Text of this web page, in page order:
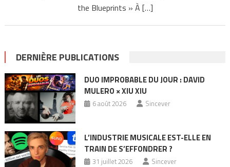
the Blueprints » À […]
DERNIÈRE PUBLICATIONS
DUO IMPROBABLE DU JOUR : DAVID
MULERO × XIU XIU
6 août 2026 Sincever
L’INDUSTRIE MUSICALE EST-ELLE EN
TRAIN DE S’EFFONDRER ?
31 juillet 2026 Sincever